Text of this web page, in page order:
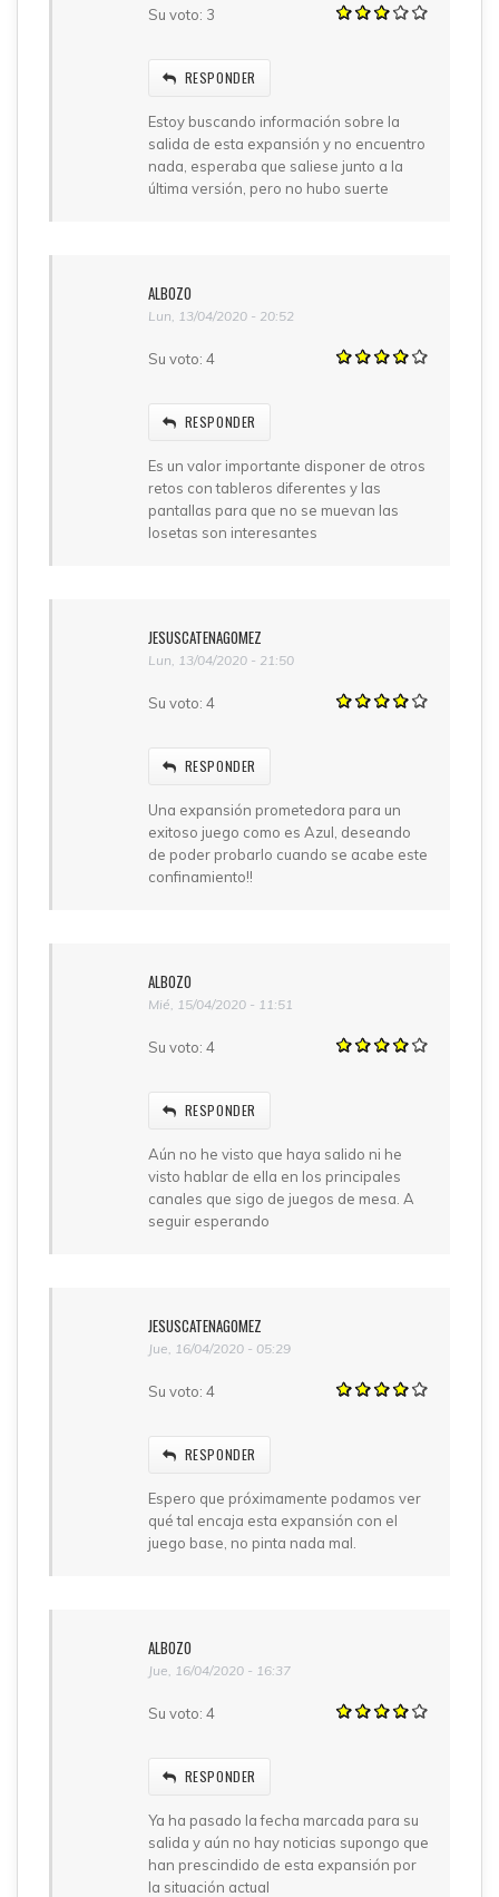
Su voto: 3
RESPONDER
Estoy buscando información sobre la
salida de esta expansión y no encuentro
nada, esperaba que saliese junto a la
última versión, pero no hubo suerte
ALBOZO
Lun, 13/04/2020 - 20:52
Su voto: 4
RESPONDER
Es un valor importante disponer de otros
retos con tableros diferentes y las
pantallas para que no se muevan las
losetas son interesantes
JESUSCATENAGOMEZ
Lun, 13/04/2020 - 21:50
Su voto: 4
RESPONDER
Una expansión prometedora para un
exitoso juego como es Azul, deseando
de poder probarlo cuando se acabe este
confinamiento!!
ALBOZO
Mié, 15/04/2020 - 11:51
Su voto: 4
RESPONDER
Aún no he visto que haya salido ni he
visto hablar de ella en los principales
canales que sigo de juegos de mesa. A
seguir esperando
JESUSCATENAGOMEZ
Jue, 16/04/2020 - 05:29
Su voto: 4
RESPONDER
Espero que próximamente podamos ver
qué tal encaja esta expansión con el
juego base, no pinta nada mal.
ALBOZO
Jue, 16/04/2020 - 16:37
Su voto: 4
RESPONDER
Ya ha pasado la fecha marcada para su
salida y aún no hay noticias supongo que
han prescindido de esta expansión por
la situación actual